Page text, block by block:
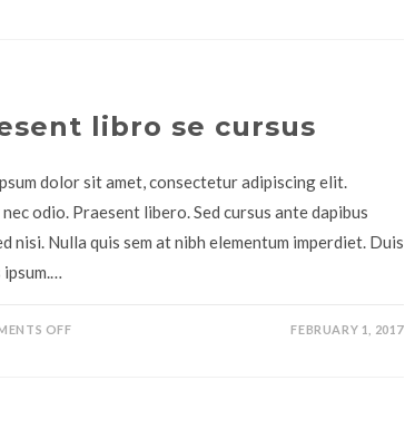
libro se cursus
dolor sit amet, consectetur adipiscing elit.
odio. Praesent libero. Sed cursus ante dapibus
nisi. Nulla quis sem at nibh elementum imperdiet. Duis
OFF FEBRUARY 1, 2017